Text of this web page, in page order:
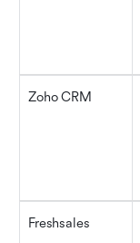
Zoho CRM
Freshsales